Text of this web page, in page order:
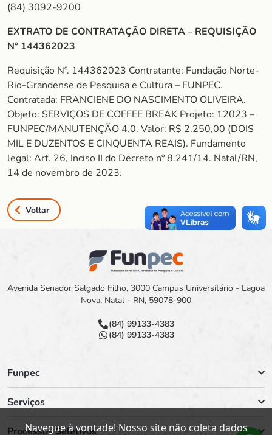
(84) 3092-9200
EXTRATO DE CONTRATAÇÃO DIRETA – REQUISIÇÃO
Nº 144362023
Requisição Nº. 144362023 Contratante: Fundação Norte-
Rio-Grandense de Pesquisa e Cultura – FUNPEC.
Contratada: FRANCIENE DO NASCIMENTO OLIVEIRA.
Objeto: SERVIÇOS DE COFFEE BREAK Projeto: 12023 –
FUNPEC/MANUTENÇÃO 4.0. Valor: R$ 2.250,00 (DOIS
MIL E DUZENTOS E CINQUENTA REAIS). Fundamento
legal: Art. 26, Inciso II do Decreto nº 8.241/14. Natal/RN,
14 de novembro de 2023.
Voltar
Avenida Senador Salgado Filho, 3000 Campus Universitário - Lagoa
Nova, Natal - RN, 59078-900
(84) 99133-4383
(84) 99133-4383
Funpec
Serviços
Processos Seletivos
Navegue à vontade! Nosso site não coleta dados